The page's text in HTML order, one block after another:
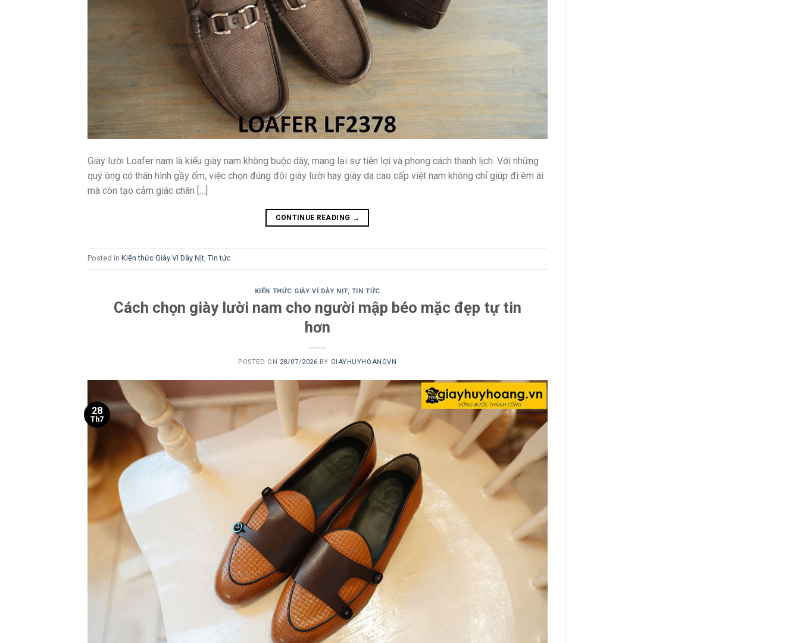
Giày lười Loafer nam là kiểu giày nam không buộc dây, mang lại sự tiện lợi và phong cách thanh lịch. Với những
quý ông có thân hình gầy ốm, việc chọn đúng đôi giày lười hay giày da cao cấp việt nam không chỉ giúp đi êm ái
mà còn tạo cảm giác chân […]
CONTINUE READING →
Posted in Kiến thức Giày Ví Dây Nịt, Tin tức
KIẾN THỨC GIÀY VÍ DÂY NỊT, TIN TỨC
Cách chọn giày lười nam cho người mập béo mặc đẹp tự tin
hơn
POSTED ON 28/07/2026 BY GIAYHUYHOANGVN
28
Th7